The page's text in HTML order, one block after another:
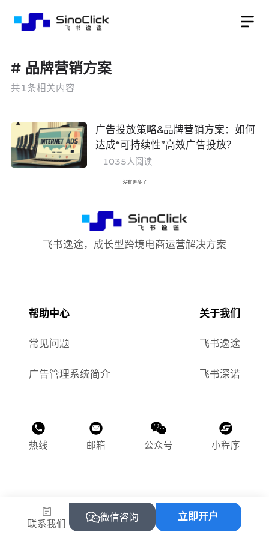
# 品牌营销方案
共1条相关内容
广告投放策略&品牌营销方案：如何
达成“可持续性”高效广告投放？
1035人阅读
没有更多了
飞书逸途，成长型跨境电商运营解决方案
帮助中心 关于我们
常见问题 飞书逸途
广告管理系统简介 飞书深诺
热线 邮箱 公众号 小程序
©2015-2025 飞书逸途（上海）网络科技有限公司
沪ICP备2023011118号-1
沪公网安备 31010502004469
联系我们
微信咨询 立即开户